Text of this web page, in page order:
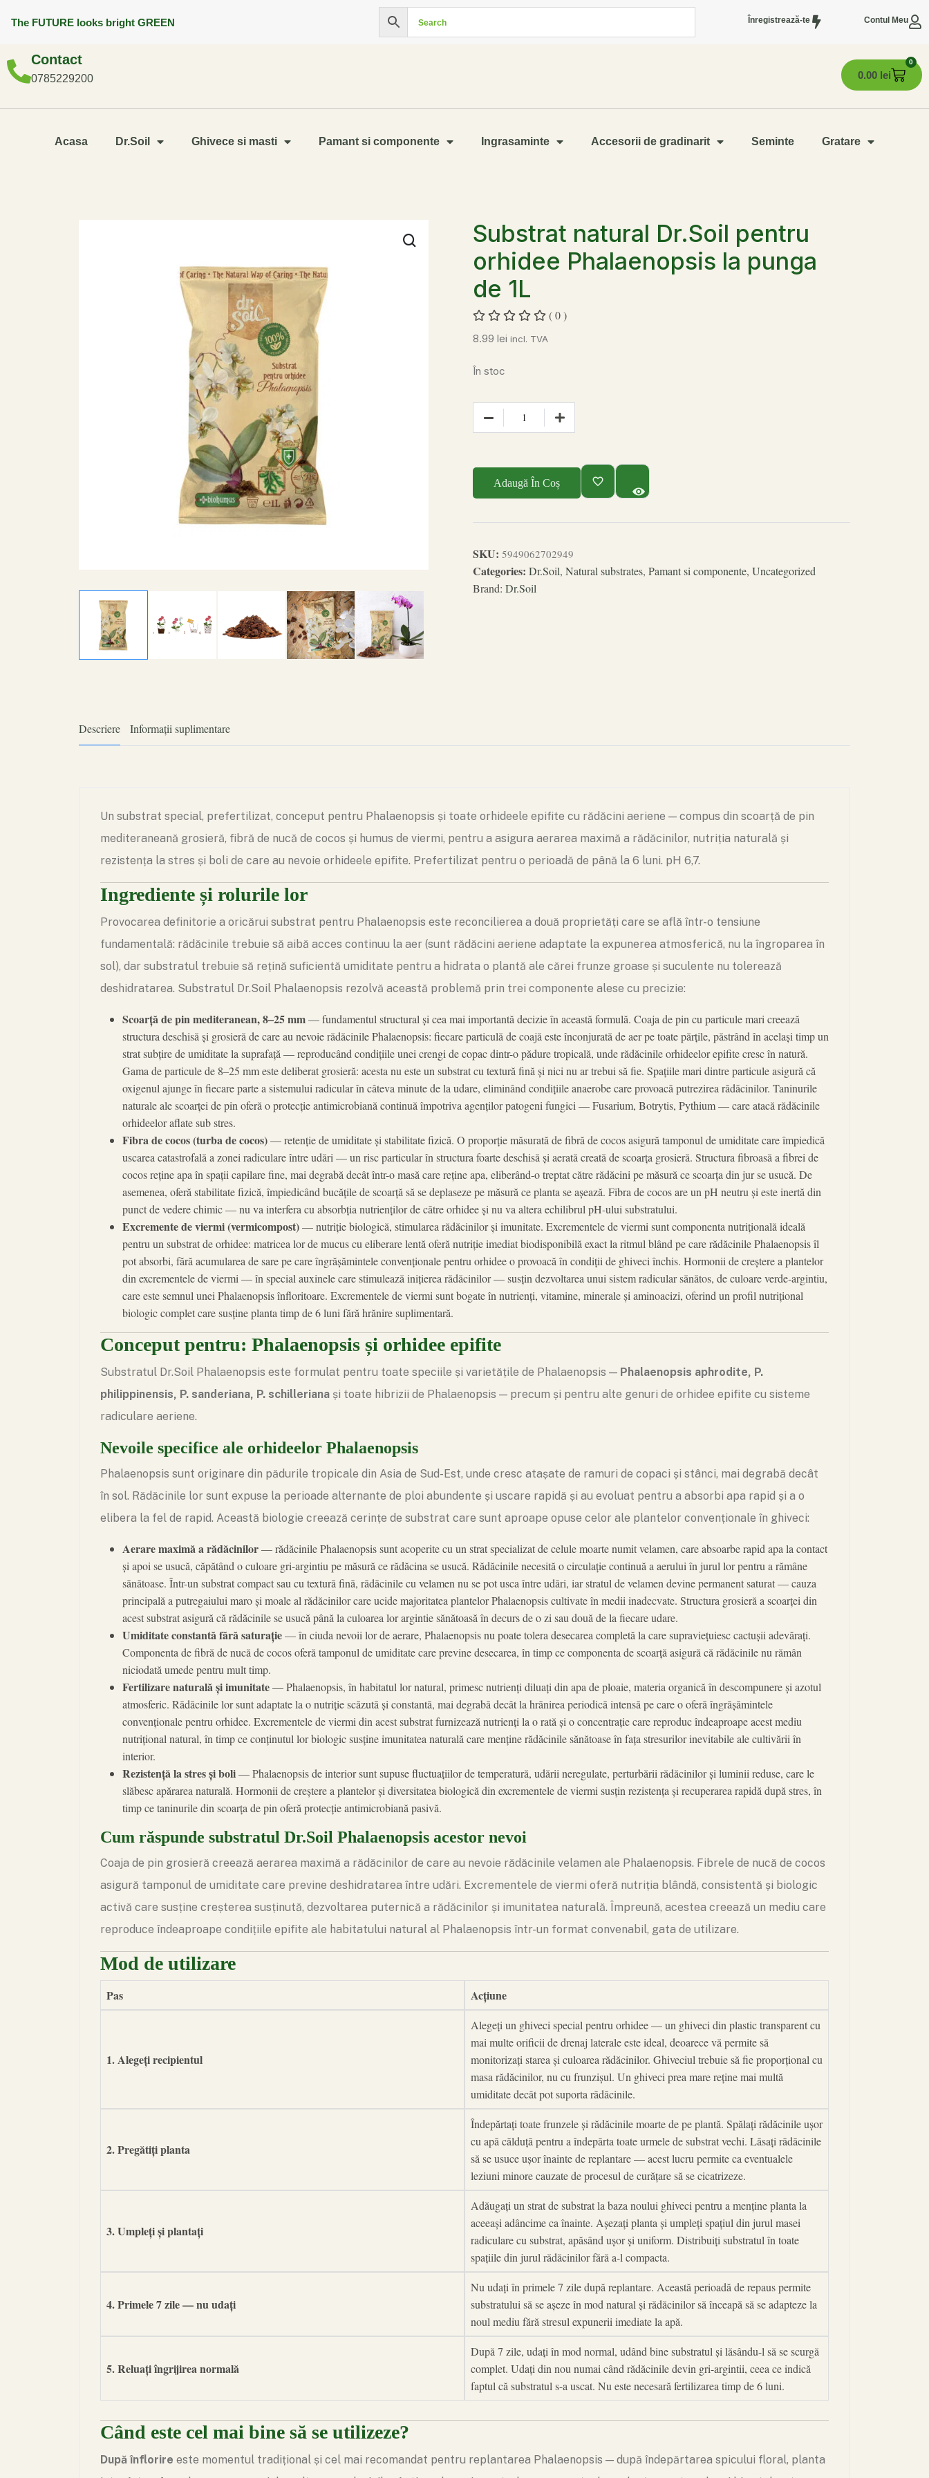
The FUTURE looks bright GREEN Înregistrează-te Contul Meu
Contact
0785229200 0.00 lei
0
Acasa Dr.Soil Ghivece si masti Pamant si componente Ingrasaminte Accesorii de gradinarit Seminte Gratare
Substrat natural Dr.Soil pentru
orhidee Phalaenopsis la punga
de 1L
( 0 )
8.99 lei incl. TVA
În stoc
Adaugă În Coș
SKU: 5949062702949
Categories: Dr.Soil, Natural substrates, Pamant si componente, Uncategorized
Brand: Dr.Soil
Descriere Informații suplimentare
Un substrat special, prefertilizat, conceput pentru Phalaenopsis și toate orhideele epifite cu rădăcini aeriene — compus din scoarță de pin
mediteraneană grosieră, fibră de nucă de cocos și humus de viermi, pentru a asigura aerarea maximă a rădăcinilor, nutriția naturală și
rezistența la stres și boli de care au nevoie orhideele epifite. Prefertilizat pentru o perioadă de până la 6 luni. pH 6,7.
Ingrediente și rolurile lor
Provocarea definitorie a oricărui substrat pentru Phalaenopsis este reconcilierea a două proprietăți care se află într-o tensiune
fundamentală: rădăcinile trebuie să aibă acces continuu la aer (sunt rădăcini aeriene adaptate la expunerea atmosferică, nu la îngroparea în
sol), dar substratul trebuie să rețină suficientă umiditate pentru a hidrata o plantă ale cărei frunze groase și suculente nu tolerează
deshidratarea. Substratul Dr.Soil Phalaenopsis rezolvă această problemă prin trei componente alese cu precizie:
Scoarță de pin mediteranean, 8–25 mm— fundamentul structural și cea mai importantă decizie în această formulă. Coaja de pin cu particule mari creează
structura deschisă și grosieră de care au nevoie rădăcinile Phalaenopsis: fiecare particulă de coajă este înconjurată de aer pe toate părțile, păstrând în același timp un
strat subțire de umiditate la suprafață — reproducând condițiile unei crengi de copac dintr-o pădure tropicală, unde rădăcinile orhideelor epifite cresc în natură.
Gama de particule de 8–25 mm este deliberat grosieră: acesta nu este un substrat cu textură fină și nici nu ar trebui să fie. Spațiile mari dintre particule asigură că
oxigenul ajunge în fiecare parte a sistemului radicular în câteva minute de la udare, eliminând condițiile anaerobe care provoacă putrezirea rădăcinilor. Taninurile
naturale ale scoarței de pin oferă o protecție antimicrobiană continuă împotriva agenților patogeni fungici — Fusarium, Botrytis, Pythium — care atacă rădăcinile
orhideelor aflate sub stres.
Fibra de cocos (turba de cocos)— retenție de umiditate și stabilitate fizică. O proporție măsurată de fibră de cocos asigură tamponul de umiditate care împiedică
uscarea catastrofală a zonei radiculare între udări — un risc particular în structura foarte deschisă și aerată creată de scoarța grosieră. Structura fibroasă a fibrei de
cocos reține apa în spații capilare fine, mai degrabă decât într-o masă care reține apa, eliberând-o treptat către rădăcini pe măsură ce scoarța din jur se usucă. De
asemenea, oferă stabilitate fizică, împiedicând bucățile de scoarță să se deplaseze pe măsură ce planta se așează. Fibra de cocos are un pH neutru și este inertă din
punct de vedere chimic — nu va interfera cu absorbția nutrienților de către orhidee și nu va altera echilibrul pH-ului substratului.
Excremente de viermi (vermicompost)— nutriție biologică, stimularea rădăcinilor și imunitate. Excrementele de viermi sunt componenta nutrițională ideală
pentru un substrat de orhidee: matricea lor de mucus cu eliberare lentă oferă nutriție imediat biodisponibilă exact la ritmul blând pe care rădăcinile Phalaenopsis îl
pot absorbi, fără acumularea de sare pe care îngrășămintele convenționale pentru orhidee o provoacă în condiții de ghiveci închis. Hormonii de creștere a plantelor
din excrementele de viermi — în special auxinele care stimulează inițierea rădăcinilor — susțin dezvoltarea unui sistem radicular sănătos, de culoare verde-argintiu,
care este semnul unei Phalaenopsis înfloritoare. Excrementele de viermi sunt bogate în nutrienți, vitamine, minerale și aminoacizi, oferind un profil nutrițional
biologic complet care susține planta timp de 6 luni fără hrănire suplimentară.
Conceput pentru: Phalaenopsis și orhidee epifite
Substratul Dr.Soil Phalaenopsis este formulat pentru toate speciile și varietățile de Phalaenopsis — Phalaenopsis aphrodite, P.
philippinensis, P. sanderiana, P. schilleriana și toate hibrizii de Phalaenopsis — precum și pentru alte genuri de orhidee epifite cu sisteme
radiculare aeriene.
Nevoile specifice ale orhideelor Phalaenopsis
Phalaenopsis sunt originare din pădurile tropicale din Asia de Sud-Est, unde cresc atașate de ramuri de copaci și stânci, mai degrabă decât
în sol. Rădăcinile lor sunt expuse la perioade alternante de ploi abundente și uscare rapidă și au evoluat pentru a absorbi apa rapid și a o
elibera la fel de rapid. Această biologie creează cerințe de substrat care sunt aproape opuse celor ale plantelor convenționale în ghiveci:
Aerare maximă a rădăcinilor— rădăcinile Phalaenopsis sunt acoperite cu un strat specializat de celule moarte numit velamen, care absoarbe rapid apa la contact
și apoi se usucă, căpătând o culoare gri-argintiu pe măsură ce rădăcina se usucă. Rădăcinile necesită o circulație continuă a aerului în jurul lor pentru a rămâne
sănătoase. Într-un substrat compact sau cu textură fină, rădăcinile cu velamen nu se pot usca între udări, iar stratul de velamen devine permanent saturat — cauza
principală a putregaiului maro și moale al rădăcinilor care ucide majoritatea plantelor Phalaenopsis cultivate în medii inadecvate. Structura grosieră a scoarței din
acest substrat asigură că rădăcinile se usucă până la culoarea lor argintie sănătoasă în decurs de o zi sau două de la fiecare udare.
Umiditate constantă fără saturație— în ciuda nevoii lor de aerare, Phalaenopsis nu poate tolera desecarea completă la care supraviețuiesc cactușii adevărați.
Componenta de fibră de nucă de cocos oferă tamponul de umiditate care previne desecarea, în timp ce componenta de scoarță asigură că rădăcinile nu rămân
niciodată umede pentru mult timp.
Fertilizare naturală și imunitate— Phalaenopsis, în habitatul lor natural, primesc nutrienți diluați din apa de ploaie, materia organică în descompunere și azotul
atmosferic. Rădăcinile lor sunt adaptate la o nutriție scăzută și constantă, mai degrabă decât la hrănirea periodică intensă pe care o oferă îngrășămintele
convenționale pentru orhidee. Excrementele de viermi din acest substrat furnizează nutrienți la o rată și o concentrație care reproduc îndeaproape acest mediu
nutrițional natural, în timp ce conținutul lor biologic susține imunitatea naturală care menține rădăcinile sănătoase în fața stresurilor inevitabile ale cultivării în
interior.
Rezistență la stres și boli— Phalaenopsis de interior sunt supuse fluctuațiilor de temperatură, udării neregulate, perturbării rădăcinilor și luminii reduse, care le
slăbesc apărarea naturală. Hormonii de creștere a plantelor și diversitatea biologică din excrementele de viermi susțin rezistența și recuperarea rapidă după stres, în
timp ce taninurile din scoarța de pin oferă protecție antimicrobiană pasivă.
Cum răspunde substratul Dr.Soil Phalaenopsis acestor nevoi
Coaja de pin grosieră creează aerarea maximă a rădăcinilor de care au nevoie rădăcinile velamen ale Phalaenopsis. Fibrele de nucă de cocos
asigură tamponul de umiditate care previne deshidratarea între udări. Excrementele de viermi oferă nutriția blândă, consistentă și biologic
activă care susține creșterea susținută, dezvoltarea puternică a rădăcinilor și imunitatea naturală. Împreună, acestea creează un mediu care
reproduce îndeaproape condițiile epifite ale habitatului natural al Phalaenopsis într-un format convenabil, gata de utilizare.
Mod de utilizare
Pas Acțiune
1. Alegeți recipientul
Alegeți un ghiveci special pentru orhidee — un ghiveci din plastic transparent cu
mai multe orificii de drenaj laterale este ideal, deoarece vă permite să
monitorizați starea și culoarea rădăcinilor. Ghiveciul trebuie să fie proporțional cu
masa rădăcinilor, nu cu frunzișul. Un ghiveci prea mare reține mai multă
umiditate decât pot suporta rădăcinile.
2. Pregătiți planta
Îndepărtați toate frunzele și rădăcinile moarte de pe plantă. Spălați rădăcinile ușor
cu apă călduță pentru a îndepărta toate urmele de substrat vechi. Lăsați rădăcinile
să se usuce ușor înainte de replantare — acest lucru permite ca eventualele
leziuni minore cauzate de procesul de curățare să se cicatrizeze.
3. Umpleți și plantați
Adăugați un strat de substrat la baza noului ghiveci pentru a menține planta la
aceeași adâncime ca înainte. Așezați planta și umpleți spațiul din jurul masei
radiculare cu substrat, apăsând ușor și uniform. Distribuiți substratul în toate
spațiile din jurul rădăcinilor fără a-l compacta.
4. Primele 7 zile — nu udați
Nu udați în primele 7 zile după replantare. Această perioadă de repaus permite
substratului să se așeze în mod natural și rădăcinilor să înceapă să se adapteze la
noul mediu fără stresul expunerii imediate la apă.
5. Reluați îngrijirea normală
După 7 zile, udați în mod normal, udând bine substratul și lăsându-l să se scurgă
complet. Udați din nou numai când rădăcinile devin gri-argintii, ceea ce indică
faptul că substratul s-a uscat. Nu este necesară fertilizarea timp de 6 luni.
Când este cel mai bine să se utilizeze?
După înflorire este momentul tradițional și cel mai recomandat pentru replantarea Phalaenopsis — după îndepărtarea spicului floral, planta